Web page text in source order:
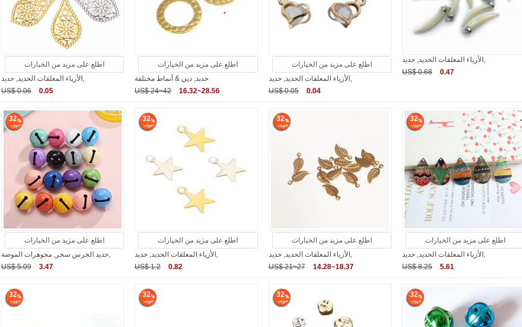
اطلع على مزيد من الخيارات
الأزياء المعلقات الحديد, حديد,
US$ 0.06
0.05
اطلع على مزيد من الخيارات
حديد, ديي & أنماط مختلفة
US$ 24~42
16.32~28.56
اطلع على مزيد من الخيارات
الأزياء المعلقات الحديد, حديد,
US$ 0.05
0.04
US$ 0.68
0.47
32
اطلع على مزيد من الخيارات
حديد الجرس سحر, مجوهرات الموضة,
US$ 5.09
3.47
32
اطلع على مزيد من الخيارات
الأزياء المعلقات الحديد, حديد,
US$ 1.2
0.82
32
اطلع على مزيد من الخيارات
الأزياء المعلقات الحديد, حديد,
US$ 21~27
14.28~18.37
32
اطلع على مزيد من الخيارات
الأزياء المعلقات الحديد, حديد,
US$ 8.25
5.61
32 32 32 32